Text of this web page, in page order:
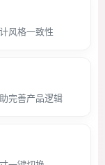
风格一致性
完善产品逻辑